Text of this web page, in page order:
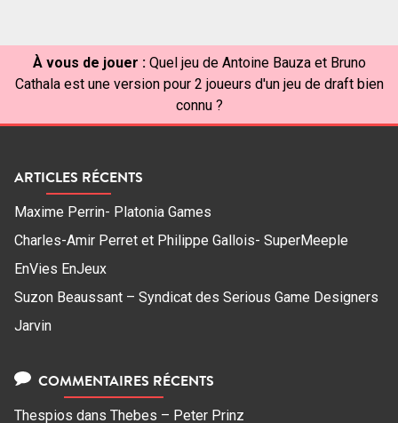
À vous de jouer : Quel jeu de Antoine Bauza et Bruno
Cathala est une version pour 2 joueurs d'un jeu de draft bien
connu ?
ARTICLES RÉCENTS
Maxime Perrin- Platonia Games
Charles-Amir Perret et Philippe Gallois- SuperMeeple
EnVies EnJeux
Suzon Beaussant – Syndicat des Serious Game Designers
Jarvin
COMMENTAIRES RÉCENTS
Thespios dans Thebes – Peter Prinz